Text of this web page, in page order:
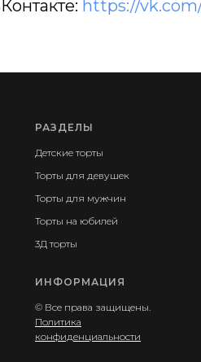
https://
РАЗДЕЛЫ
Детские торты
Торты для девушек
Торты для мужчин
Торты на юбилей
3Д торты
ИНФОРМАЦИЯ
© Все права защищены.
Политика
конфиденциальности